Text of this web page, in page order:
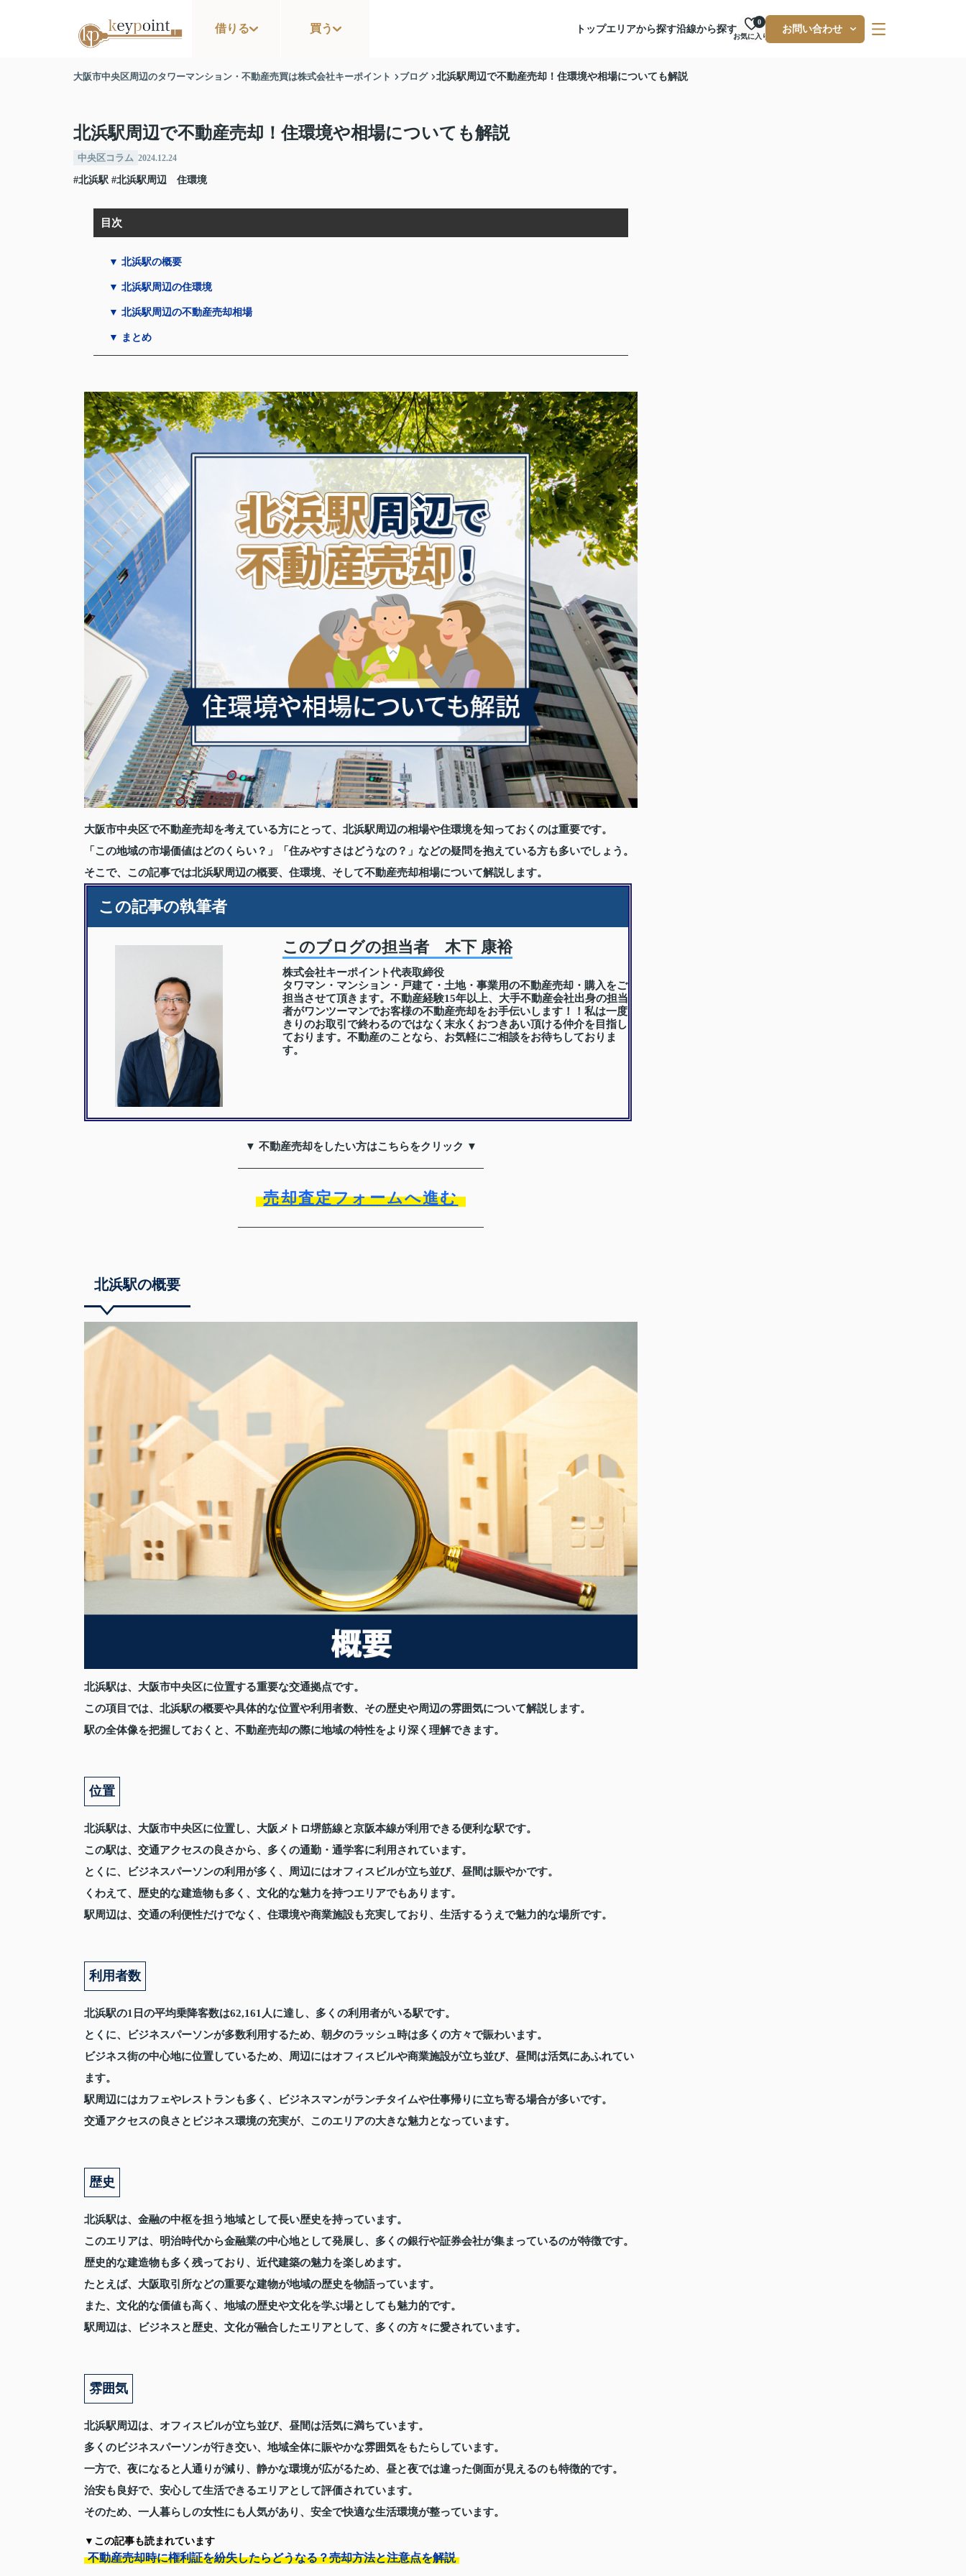
借りる 買う トップエリアから探す沿線から探す
お気に入り
0
お問い合わせ
大阪市中央区周辺のタワーマンション・不動産売買は株式会社キーポイント ブログ 北浜駅周辺で不動産売却！住環境や相場についても解説
北浜駅周辺で不動産売却！住環境や相場についても解説
中央区コラム 2024.12.24
#北浜駅 #北浜駅周辺 住環境
目次
▼ 北浜駅の概要
▼ 北浜駅周辺の住環境
▼ 北浜駅周辺の不動産売却相場
▼ まとめ
大阪市中央区で不動産売却を考えている方にとって、北浜駅周辺の相場や住環境を知っておくのは重要です。
「この地域の市場価値はどのくらい？」「住みやすさはどうなの？」などの疑問を抱えている方も多いでしょう。
そこで、この記事では北浜駅周辺の概要、住環境、そして不動産売却相場について解説します。
この記事の執筆者
このブログの担当者 木下 康裕
株式会社キーポイント代表取締役
タワマン・マンション・戸建て・土地・事業用の不動産売却・購入をご
担当させて頂きます。不動産経験15年以上、大手不動産会社出身の担当
者がワンツーマンでお客様の不動産売却をお手伝いします！！私は一度
きりのお取引で終わるのではなく末永くおつきあい頂ける仲介を目指し
ております。不動産のことなら、お気軽にご相談をお待ちしておりま
す。
▼ 不動産売却をしたい方はこちらをクリック ▼
売却査定フォームへ進む
北浜駅の概要
北浜駅は、大阪市中央区に位置する重要な交通拠点です。
この項目では、北浜駅の概要や具体的な位置や利用者数、その歴史や周辺の雰囲気について解説します。
駅の全体像を把握しておくと、不動産売却の際に地域の特性をより深く理解できます。
位置
北浜駅は、大阪市中央区に位置し、大阪メトロ堺筋線と京阪本線が利用できる便利な駅です。
この駅は、交通アクセスの良さから、多くの通勤・通学客に利用されています。
とくに、ビジネスパーソンの利用が多く、周辺にはオフィスビルが立ち並び、昼間は賑やかです。
くわえて、歴史的な建造物も多く、文化的な魅力を持つエリアでもあります。
駅周辺は、交通の利便性だけでなく、住環境や商業施設も充実しており、生活するうえで魅力的な場所です。
利用者数
北浜駅の1日の平均乗降客数は62,161人に達し、多くの利用者がいる駅です。
とくに、ビジネスパーソンが多数利用するため、朝夕のラッシュ時は多くの方々で賑わいます。
ビジネス街の中心地に位置しているため、周辺にはオフィスビルや商業施設が立ち並び、昼間は活気にあふれてい
ます。
駅周辺にはカフェやレストランも多く、ビジネスマンがランチタイムや仕事帰りに立ち寄る場合が多いです。
交通アクセスの良さとビジネス環境の充実が、このエリアの大きな魅力となっています。
歴史
北浜駅は、金融の中枢を担う地域として長い歴史を持っています。
このエリアは、明治時代から金融業の中心地として発展し、多くの銀行や証券会社が集まっているのが特徴です。
歴史的な建造物も多く残っており、近代建築の魅力を楽しめます。
たとえば、大阪取引所などの重要な建物が地域の歴史を物語っています。
また、文化的な価値も高く、地域の歴史や文化を学ぶ場としても魅力的です。
駅周辺は、ビジネスと歴史、文化が融合したエリアとして、多くの方々に愛されています。
雰囲気
北浜駅周辺は、オフィスビルが立ち並び、昼間は活気に満ちています。
多くのビジネスパーソンが行き交い、地域全体に賑やかな雰囲気をもたらしています。
一方で、夜になると人通りが減り、静かな環境が広がるため、昼と夜では違った側面が見えるのも特徴的です。
治安も良好で、安心して生活できるエリアとして評価されています。
そのため、一人暮らしの女性にも人気があり、安全で快適な生活環境が整っています。
▼この記事も読まれています
不動産売却時に権利証を紛失したらどうなる？売却方法と注意点を解説